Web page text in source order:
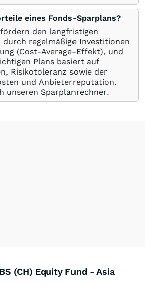
eines Fonds-Sparplans?
den langfristigen
durch regelmäßige Investitionen
(Cost-Average-Effekt), und
Plans basiert auf
Risikotoleranz sowie der
und Anbieterreputation.
unseren Sparplanrechner.
(CH) Equity Fund - Asia